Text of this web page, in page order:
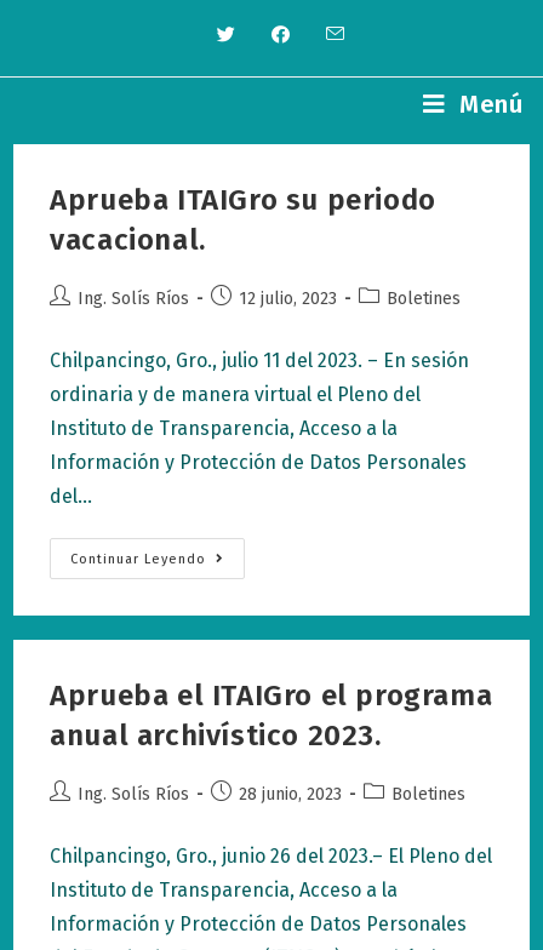
contenido
Menú
Aprueba ITAIGro su periodo
vacacional.
Autor
la
entrada:
Ing. Solís Ríos
Publicación
la
entrada:
12 julio, 2023
Categoría
entrada:
Boletines
Chilpancingo, Gro., julio 11 del 2023. – En sesión
ordinaria y de manera virtual el Pleno del
Instituto de Transparencia, Acceso a la
Información y Protección de Datos Personales
del…
Continuar Leyendo
Aprueba
ITAIGro
Aprueba el ITAIGro el programa
anual archivístico 2023.
Autor
la
entrada:
Ing. Solís Ríos
Publicación
la
entrada:
28 junio, 2023
Categoría
entrada:
Boletines
Chilpancingo, Gro., junio 26 del 2023.– El Pleno del
Instituto de Transparencia, Acceso a la
Información y Protección de Datos Personales